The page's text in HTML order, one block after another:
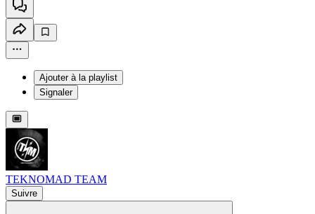
Ajouter à la playlist
Signaler
TEKNOMAD TEAM
Suivre